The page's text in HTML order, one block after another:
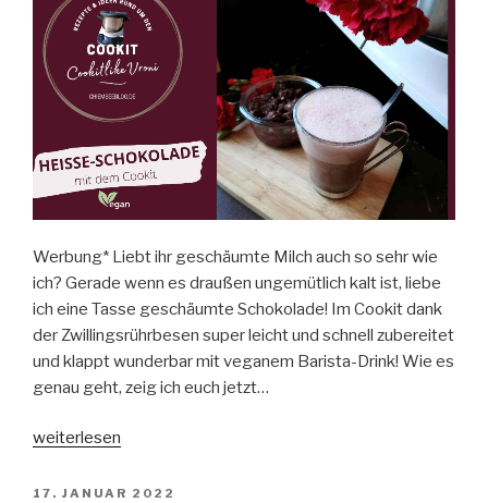
Werbung* Liebt ihr geschäumte Milch auch so sehr wie
ich? Gerade wenn es draußen ungemütlich kalt ist, liebe
ich eine Tasse geschäumte Schokolade! Im Cookit dank
der Zwillingsrührbesen super leicht und schnell zubereitet
und klappt wunderbar mit veganem Barista-Drink! Wie es
genau geht, zeig ich euch jetzt…
„Geschäumte
Schokolade“
weiterlesen
VERÖFFENTLICHT
17. JANUAR 2022